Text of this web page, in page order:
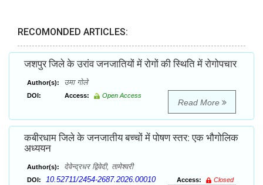
RECOMONDED ARTICLES:
जशपुर जिले के उरांव जनजातियों में रोगों की स्थिति में रोगोपचार
Author(s): उमा गोले
DOI: Access: Open Access
Read More
कबीरधाम जिले के जनजातीय बच्चों में पोषण स्तर: एक भौगोलिक
अध्ययन
Author(s): देवेन्द्रधर द्विवेदी, तामेश्वरी
DOI: 10.52711/2454-2687.2026.00010 Access:
Closed